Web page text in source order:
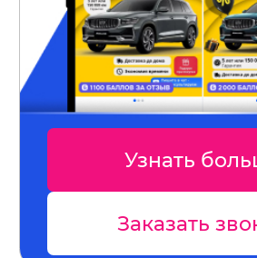
Узнать больше
Заказать звонок